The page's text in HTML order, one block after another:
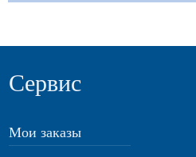
Сервис
Мои заказы